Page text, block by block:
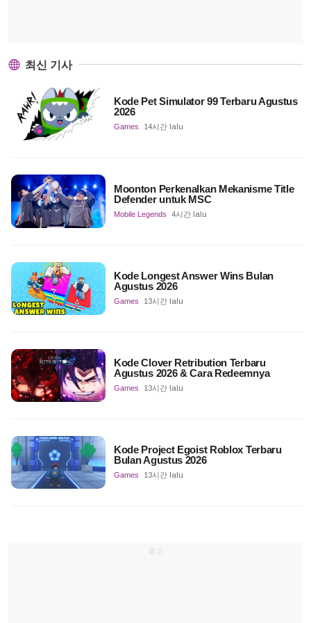
최신 기사
Kode Pet Simulator 99 Terbaru Agustus
2026
Games 14시간 lalu
Moonton Perkenalkan Mekanisme Title
Defender untuk MSC
Mobile Legends 4시간 lalu
Kode Longest Answer Wins Bulan
Agustus 2026
Games 13시간 lalu
Kode Clover Retribution Terbaru
Agustus 2026 & Cara Redeemnya
Games 13시간 lalu
Kode Project Egoist Roblox Terbaru
Bulan Agustus 2026
Games 13시간 lalu
광고